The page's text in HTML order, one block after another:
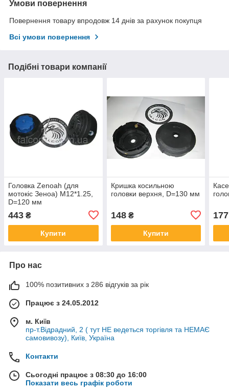
Умови повернення
Повернення товару впродовж 14 днів за рахунок покупця
Всі умови повернення
Подібні товари компанії
Головка Zenoah (для
мотокіс Зеноа) M12*1.25,
D=120 мм
443 ₴
Купити
Кришка косильною
головки верхня, D=130 мм
148₴
Купити
177
Про нас
100% позитивних з 286 відгуків за рік
Працює з 24.05.2012
м. Київ
пр-т.Відрадний, 2 ( тут НЕ ведеться торгівля та НЕМАЄ
самовивозу), Київ, Україна
Контакти
Сьогодні працює з 08:30 до 16:00
Показати весь графік роботи